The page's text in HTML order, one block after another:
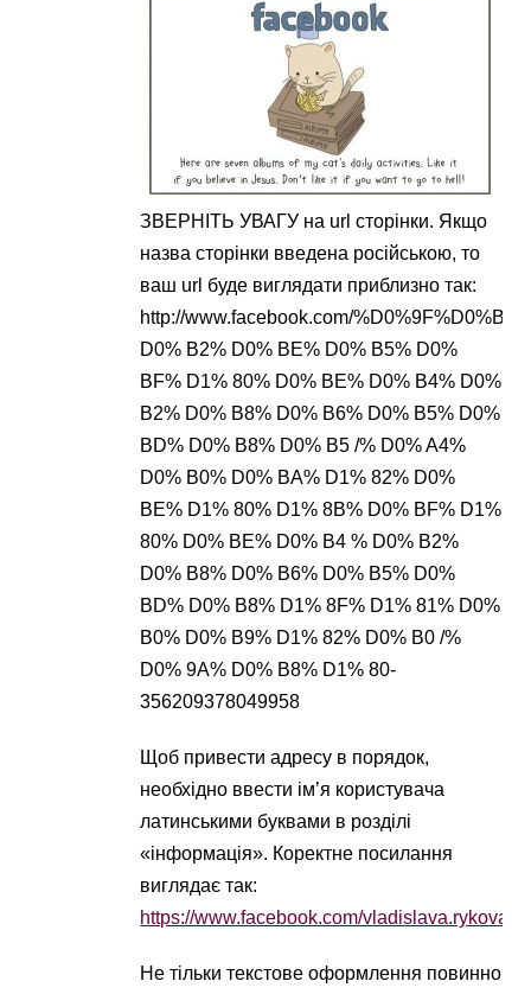
ЗВЕРНІТЬ УВАГУ на url сторінки. Якщо
назва сторінки введена російською, то
ваш url буде виглядати приблизно так:
http://www.facebook.com/
D0% B2% D0% BE% D0% B5% D0%
BF% D1% 80% D0% BE% D0% B4% D0%
B2% D0% B8% D0% B6% D0% B5% D0%
BD% D0% B8% D0% B5 /% D0% A4%
D0% B0% D0% BA% D1% 82% D0%
BE% D1% 80% D1% 8B% D0% BF% D1%
80% D0% BE% D0% B4 % D0% B2%
D0% B8% D0% B6% D0% B5% D0%
BD% D0% B8% D1% 8F% D1% 81% D0%
B0% D0% B9% D1% 82% D0% B0 /%
D0% 9A% D0% B8% D1% 80-
356209378049958
Щоб привести адресу в порядок,
необхідно ввести ім’я користувача
латинськими буквами в розділі
«інформація». Коректне посилання
виглядає так:
https://www.facebook.com/vladislava.rykova/
Не тільки текстове оформлення повинно